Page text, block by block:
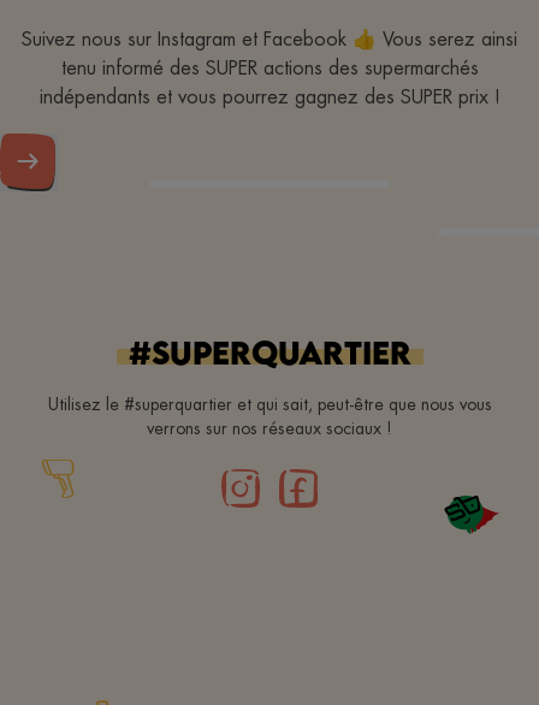
Suivez nous sur Instagram et Facebook 👍 Vous serez ainsi
tenu informé des SUPER actions des supermarchés
indépendants et vous pourrez gagnez des SUPER prix !
#superquartier
Utilisez le #superquartier et qui sait, peut-être que nous vous
verrons sur nos réseaux sociaux !